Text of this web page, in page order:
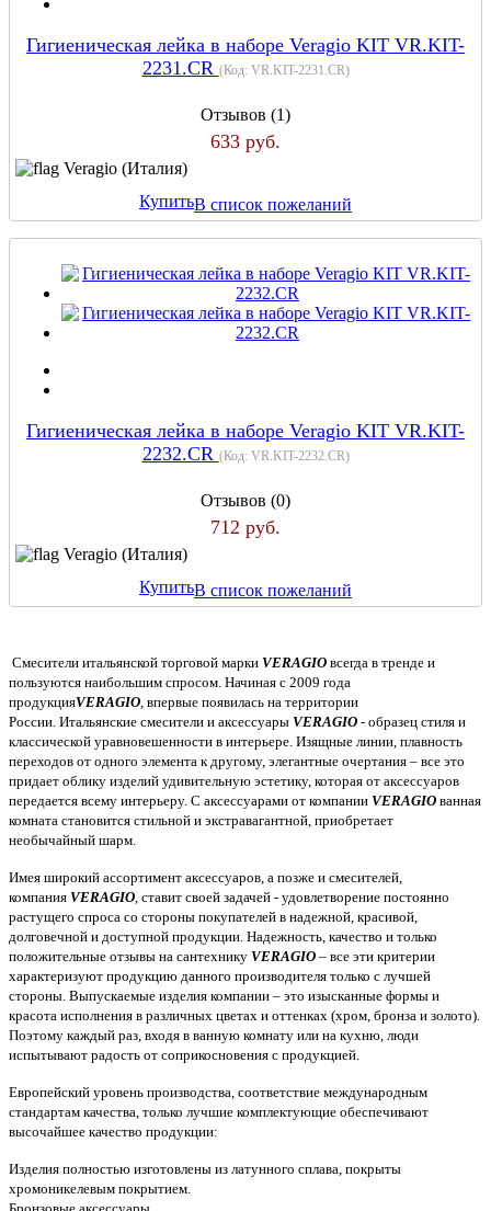
Гигиеническая лейка в наборе Veragio KIT VR.KIT-
2231.CR (Код: VR.KIT-2231.CR)
Отзывов (1)
633 руб.
Veragio (Италия)
КупитьВ список пожеланий
Гигиеническая лейка в наборе Veragio KIT VR.KIT-
2232.CR (Код: VR.KIT-2232.CR)
Отзывов (0)
712 руб.
Veragio (Италия)
КупитьВ список пожеланий
Смесители итальянской торговой марки VERAGIO всегда в тренде и
пользуются наибольшим спросом. Начиная с 2009 года
продукцияVERAGIO , впервые появилась на территории
России. Итальянские смесители и аксессуары VERAGIO - образец стиля и
классической уравновешенности в интерьере. Изящные линии, плавность
переходов от одного элемента к другому, элегантные очертания – все это
придает облику изделий удивительную эстетику, которая от аксессуаров
передается всему интерьеру. С аксессуарами от компании VERAGIO ванная
комната становится стильной и экстравагантной, приобретает
необычайный шарм.
Имея широкий ассортимент аксессуаров, а позже и смесителей,
компания VERAGIO , ставит своей задачей - удовлетворение постоянно
растущего спроса со стороны покупателей в надежной, красивой,
долговечной и доступной продукции. Надежность, качество и только
положительные отзывы на сантехнику VERAGIO – все эти критерии
характеризуют продукцию данного производителя только с лучшей
стороны. Выпускаемые изделия компании – это изысканные формы и
красота исполнения в различных цветах и оттенках (хром, бронза и золото).
Поэтому каждый раз, входя в ванную комнату или на кухню, люди
испытывают радость от соприкосновения с продукцией.
Европейский уровень производства, соответствие международным
стандартам качества, только лучшие комплектующие обеспечивают
высочайшее качество продукции:
Изделия полностью изготовлены из латунного сплава, покрыты
хромоникелевым покрытием.